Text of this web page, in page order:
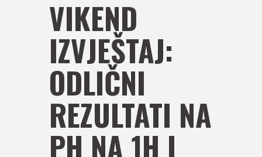
VIKEND
IZVJEŠTAJ:
ODLIČNI
REZULTATI NA
PH NA 1H I